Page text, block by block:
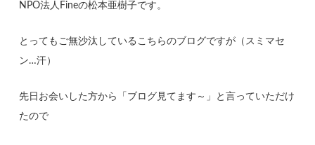
NPO法人Fineの松本亜樹子です。
とってもご無沙汰しているこちらのブログですが（スミマセ
ン…汗）
先日お会いした方から「ブログ見てます～」と言っていただけ
たので